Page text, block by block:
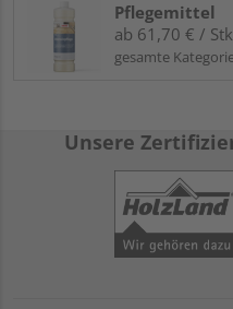
Pflegemittel
ab 61,70 € /
gesamte
Unsere